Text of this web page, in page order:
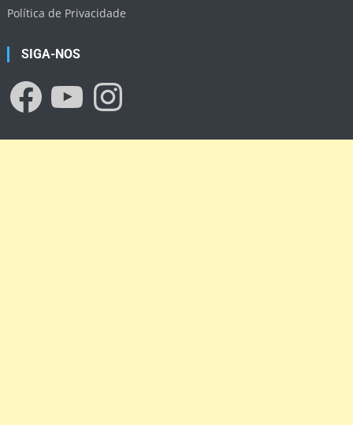
Política de Privacidade
SIGA-NOS